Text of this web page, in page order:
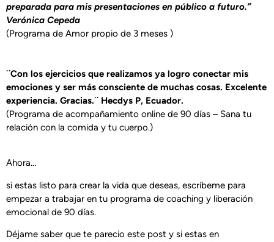
preparada para mis presentaciones en público a futuro.”
Verónica Cepeda
(Programa de Amor propio de 3 meses )
¨Con los ejercicios que realizamos ya logro conectar mis
emociones y ser más consciente de muchas cosas. Excelente
experiencia. Gracias.¨ Hecdys P, Ecuador.
(Programa de acompañamiento online de 90 días – Sana tu
relación con la comida y tu cuerpo.)
Ahora…
si estas listo para crear la vida que deseas, escríbeme para
empezar a trabajar en tu programa de coaching y liberación
emocional de 90 días.
Déjame saber que te parecio este post y si estas en